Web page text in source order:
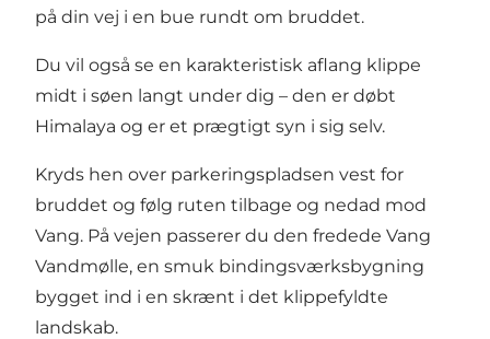
på din vej i en bue rundt om bruddet.
Du vil også se en karakteristisk aflang klippe
midt i søen langt under dig – den er døbt
Himalaya og er et prægtigt syn i sig selv.
Kryds hen over parkeringspladsen vest for
bruddet og følg ruten tilbage og nedad mod
Vang. På vejen passerer du den fredede Vang
Vandmølle, en smuk bindingsværksbygning
bygget ind i en skrænt i det klippefyldte
landskab.